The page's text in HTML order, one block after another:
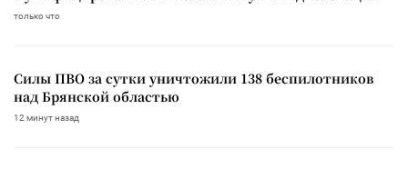
только что
Силы ПВО за сутки уничтожили 138 беспилотников
над Брянской областью
12 минут назад